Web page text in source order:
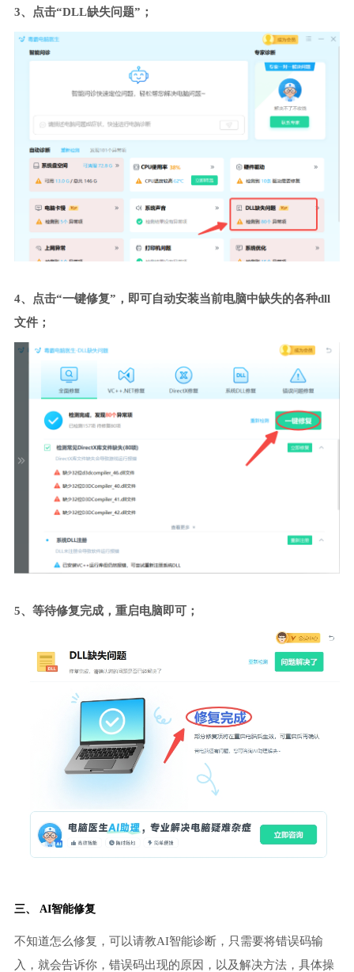
3、点击“DLL缺失问题”；
4、点击“一键修复”，即可自动安装当前电脑中缺失的各种dll
文件；
5、等待修复完成，重启电脑即可；
三、 AI智能修复
不知道怎么修复，可以请教AI智能诊断，只需要将错误码输
入，就会告诉你，错误码出现的原因，以及解决方法，具体操